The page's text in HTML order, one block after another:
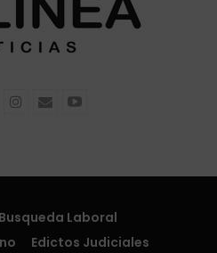
Busqueda Laboral
Edictos Judiciales